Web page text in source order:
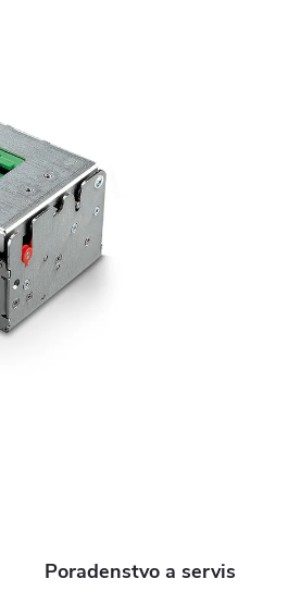
Poradenstvo a servis